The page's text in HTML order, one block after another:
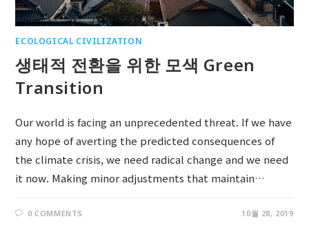
ECOLOGICAL CIVILIZATION
생태적 전환을 위한 모색 Green
Transition
Our world is facing an unprecedented threat. If we have
any hope of averting the predicted consequences of
the climate crisis, we need radical change and we need
it now. Making minor adjustments that maintain…
0 COMMENTS 10월 28, 2019